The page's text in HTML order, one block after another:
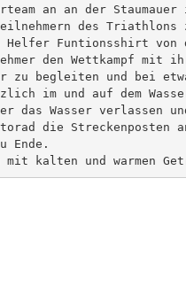
an an der Staumauer
des Triathlons
Funtionsshirt von
den Wettkampf mit
zu begleiten und bei
im und auf dem
das Wasser verlassen
die Streckenposten
Ende.
kalten und warmen